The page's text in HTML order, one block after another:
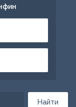
Найти